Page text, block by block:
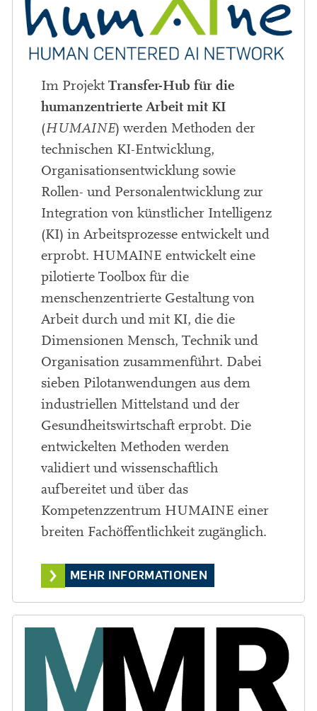
Im ProjektTransfer-Hub für die
humanzentrierte Arbeit mit KI
(HUMAINE) werden Methoden der
technischen KI-Entwicklung,
Organisationsentwicklung sowie
Rollen- und Personalentwicklung zur
Integration von künstlicher Intelligenz
(KI) in Arbeitsprozesse entwickelt und
erprobt. HUMAINE entwickelt eine
pilotierte Toolbox für die
menschenzentrierte Gestaltung von
Arbeit durch und mit KI, die die
Dimensionen Mensch, Technik und
Organisation zusammenführt. Dabei
sieben Pilotanwendungen aus dem
industriellen Mittelstand und der
Gesundheitswirtschaft erprobt. Die
entwickelten Methoden werden
validiert und wissenschaftlich
aufbereitet und über das
Kompetenzzentrum HUMAINE einer
breiten Fachöffentlichkeit zugänglich.
MEHR INFORMATIONEN